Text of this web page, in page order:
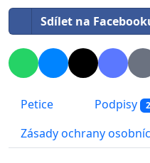
Sdílet na
Petice Podpisy
Zásady ochrany